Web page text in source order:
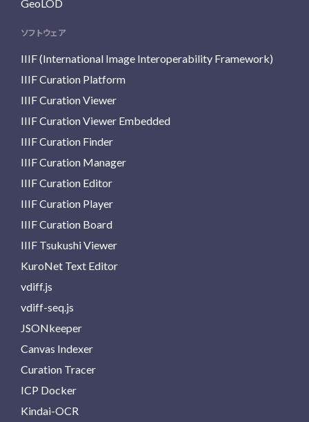
GeoLOD
ソフトウェア
IIIF (International Image Interoperability Framework)
IIIF Curation Platform
IIIF Curation Viewer
IIIF Curation Viewer Embedded
IIIF Curation Finder
IIIF Curation Manager
IIIF Curation Editor
IIIF Curation Player
IIIF Curation Board
IIIF Tsukushi Viewer
KuroNet Text Editor
vdiff.js
vdiff-seq.js
JSONkeeper
Canvas Indexer
Curation Tracer
ICP Docker
Kindai-OCR